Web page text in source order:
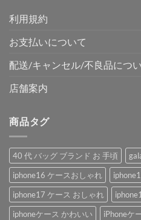
利用規約
お支払いについて
配送/キャンセル/不良品につ
店舗案内
商品タグ
40 代 バッグ ブランド お 手頃
iphone16 ケースおしゃれ
iphone17 ケース おしゃれ
iphoneケース かわいい
iPhoneケ